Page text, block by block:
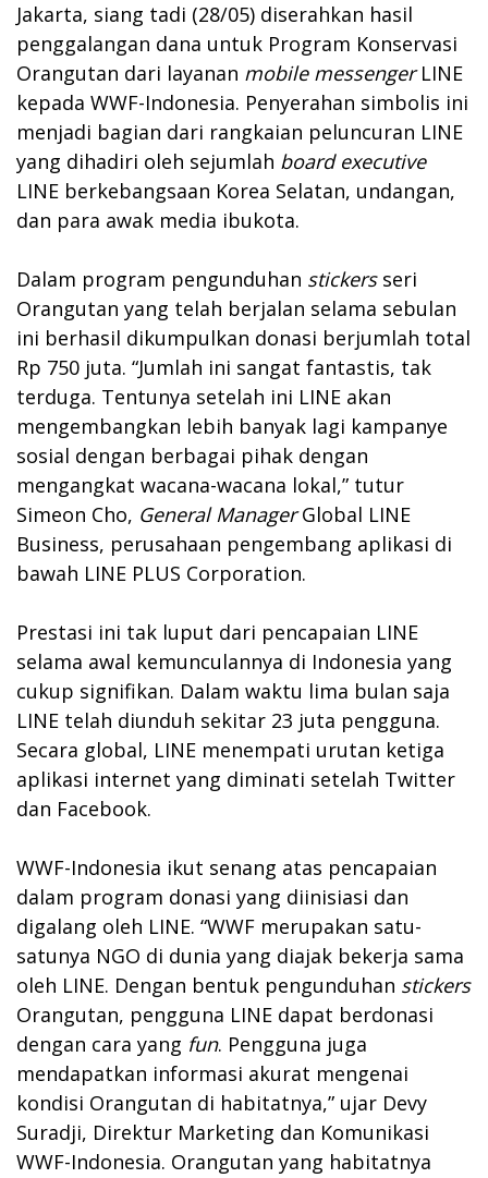
Jakarta, siang tadi (28/05) diserahkan hasil
penggalangan dana untuk Program Konservasi
Orangutan dari layanan mobile messengerLINE
kepada WWF-Indonesia. Penyerahan simbolis ini
menjadi bagian dari rangkaian peluncuran LINE
yang dihadiri oleh sejumlah board executive
LINE berkebangsaan Korea Selatan, undangan,
dan para awak media ibukota.
Dalam program pengunduhan stickersseri
Orangutan yang telah berjalan selama sebulan
ini berhasil dikumpulkan donasi berjumlah total
Rp 750 juta. “Jumlah ini sangat fantastis, tak
terduga. Tentunya setelah ini LINE akan
mengembangkan lebih banyak lagi kampanye
sosial dengan berbagai pihak dengan
mengangkat wacana-wacana lokal,” tutur
Simeon Cho, General ManagerGlobal LINE
Business, perusahaan pengembang aplikasi di
bawah LINE PLUS Corporation.
Prestasi ini tak luput dari pencapaian LINE
selama awal kemunculannya di Indonesia yang
cukup signifikan. Dalam waktu lima bulan saja
LINE telah diunduh sekitar 23 juta pengguna.
Secara global, LINE menempati urutan ketiga
aplikasi internet yang diminati setelah Twitter
dan Facebook.
WWF-Indonesia ikut senang atas pencapaian
dalam program donasi yang diinisiasi dan
digalang oleh LINE. “WWF merupakan satu-
satunya NGO di dunia yang diajak bekerja sama
oleh LINE. Dengan bentuk pengunduhan stickers
Orangutan, pengguna LINE dapat berdonasi
dengan cara yang fun. Pengguna juga
mendapatkan informasi akurat mengenai
kondisi Orangutan di habitatnya,” ujar Devy
Suradji, Direktur Marketing dan Komunikasi
WWF-Indonesia. Orangutan yang habitatnya